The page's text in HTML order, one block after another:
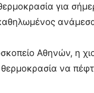
για
Αθηνών, η
να